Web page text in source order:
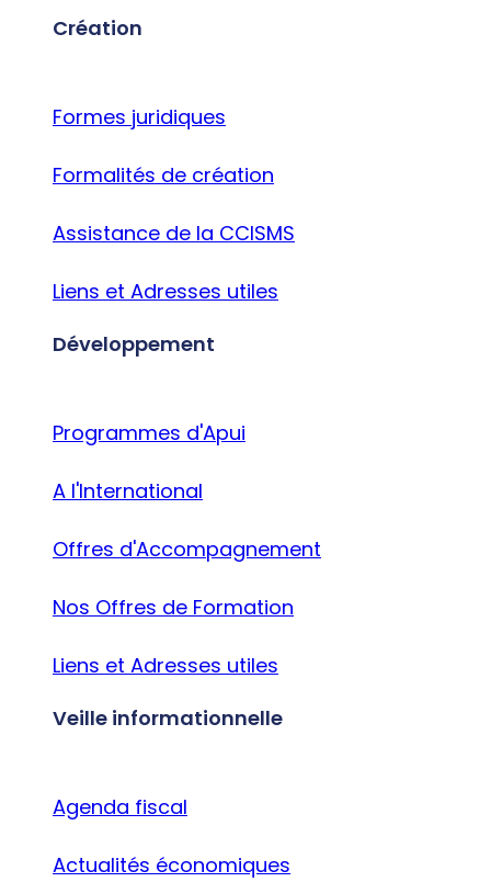
Création
Formes juridiques
Formalités de création
Assistance de la CCISMS
Liens et Adresses utiles
Développement
Programmes d'Apui
A l'International
Offres d'Accompagnement
Nos Offres de Formation
Liens et Adresses utiles
Veille informationnelle
Agenda fiscal
Actualités économiques